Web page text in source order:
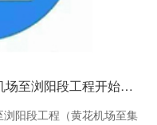
长沙至浏阳市域（郊）铁路黄花机场至浏阳段工程开始招标
阳段工程（黄花机场至集